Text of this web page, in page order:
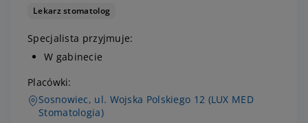
Lekarz stomatolog
Specjalista przyjmuje:
W gabinecie
Placówki:
Sosnowiec, ul. Wojska Polskiego 12 (LUX MED
Stomatologia)